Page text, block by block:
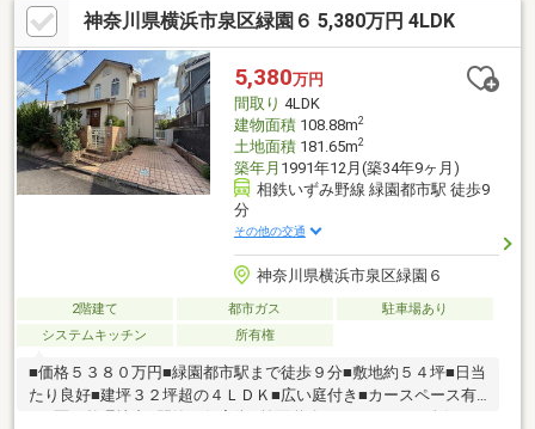
神奈川県横浜市泉区緑園６ 5,380万円 4LDK
5,380万円
間取り 4LDK
建物面積108.88m2
土地面積181.65m2
築年月 1991年12月(築34年9ヶ月)
相鉄いずみ野線 緑園都市駅 徒歩9
分
その他の交通
神奈川県横浜市泉区緑園６
2階建て 都市ガス
駐車場あり
システムキッチン
所有権
■価格５３８０万円■緑園都市駅まで徒歩９分■敷地約５４坪■日当
たり良好■建坪３２坪超の４ＬＤＫ■広い庭付き■カースペース有
り■区画整理地内■閑静な住宅街■前面道路６.５メートル■人気の